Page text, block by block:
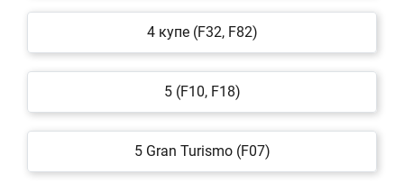
4 купе (F32, F82)
5 (F10, F18)
5 Gran Turismo (F07)